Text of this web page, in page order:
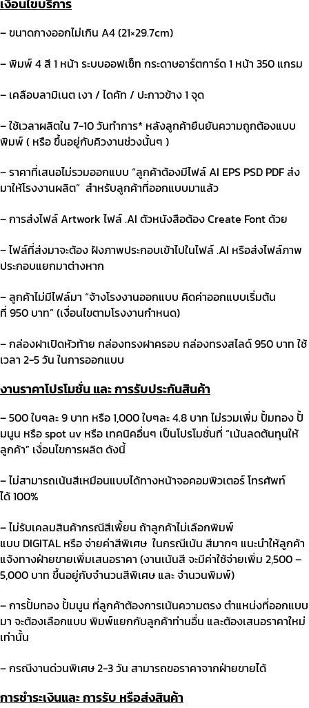
เงื่อนไขบริการ
– ขนาดกางออกไม่เกิน A4 (21×29.7cm)
– พิมพ์ 4สี1 หน้า ระบบออฟเซ็ท กระดาษอาร์ตการ์ด1 หน้า 350 แกรม
– เคลือบลามิเนต เงา /ไดคัท / ปะกาวข้าง1 จุด
– ใช้เวลาผลิตใน 7-10วันทำการ* หลังลูกค้ายืนยันความถูกต้องแบบ
พิมพ์ ( หรือ ขึ้นอยู่กับคิวงานช่วงนั้นๆ )
– ราคาที่เสนอไม่รวมออกแบบ “ลูกค้าต้องมีไฟล์AI EPS PSD PDFส่ง
มาให้โรงงานผลิต” สำหรับลูกค้าที่ออกแบบมาแล้ว
–การส่งไฟล์Artworkไฟล์.AI ตัวหนังสือต้องCreate Fontด้วย
– ไฟล์ที่ส่งมาจะต้อง ฝังภาพประกอบเข้าไปในไฟล์.AI หรือส่งไฟล์ภาพ
ประกอบแยกมาต่างหาก
– ลูกค้าไม่มีไฟล์มา “จ้างโรงงานออกแบบ คิดค่าออกแบบเริ่มต้น
ที่ 950 บาท” (เงื่อนไขตามโรงงานกำหนด)
–กล่องฝาเปิดหัวท้าย กล่องทรงฝาครอบ กล่องทรงสไลด์950 บาท ใช้
เวลา 2-5วัน ในการออกแบบ
งานราคาโปรโมชั่น และ การรับประกันสินค้า
– 500ใบๆละ9 บาท หรือ1,000ใบๆละ4.8 บาท ไม่รวมเพิ่ม ปั้มทอง ปั้
มนูน หรือspot uv หรือ เทคนิคอื่นๆ เป็นโปรโมชั่นที่ “เน้นลดต้นทุนให้
ลูกค้า” เงื่อนไขการผลิต ดังนี้
– ไม่สามารถเน้นสีเหมือนแบบได้ทางหน้าจอคอมพิวเตอร์ โทรศัพท์
ได้100%
– ไม่รับเคลมสินค้ากรณีสีเพื้ยน ถ้าลูกค้าไม่เลือกพิมพ์
แบบ DIGITAL หรือ จ่ายค่าสีพิเศษ ในกรณีเน้น สีมากๆ แนะนำให้ลูกค้า
แจ้งทางฝ่ายขายเพิ่มเสนอราคา (งานเน้นสี จะมีค่าใช้จ่ายเพิ่ม 2,500 –
5,000 บาท ขึ้นอยู่กับจำนวนสีพิเศษ และ จำนวนพิมพ์)
– การปั้มทอง ปั้มนูน ที่ลูกค้าต้องการเน้นความตรง ตำแหน่งที่ออกแบบ
มา จะต้องเลือกแบบ พิมพ์แยกกับลูกค้าท่านอื่น และต้องเสนอราคาใหม่
เท่านั้น
– กรณีงานด่วนพิเศษ2-3วัน สามารถขอราคาจากฝ่ายขายได้
การชำระเงินและการรับ หรือส่งสินค้า